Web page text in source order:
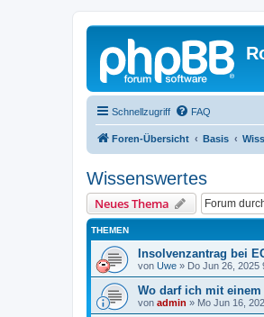
Schnellzugriff FAQ
Foren-Übersicht Basis
Wissenswertes
Neues Thema
THEMEN
Insolvenzantrag bei
von Uwe » Do Jun 26, 2025
Wo darf ich mit
von admin » Mo Jun 16,